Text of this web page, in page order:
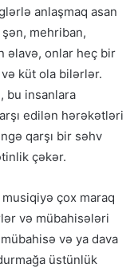
anlaşmaq asan
mehriban,
əlavə, onlar heç bir
küt ola bilərlər.
bu insanlara
edilən hərəkətləri
qarşı bir səhv
çəkər.
çox maraq
və mübahisələri
və ya dava
üstünlük